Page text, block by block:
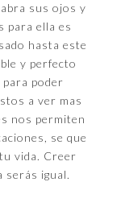
sus ojos y
para ella es
hasta este
y perfecto
poder
a ver mas
nos permiten
se que
vida. Creer
serás igual.